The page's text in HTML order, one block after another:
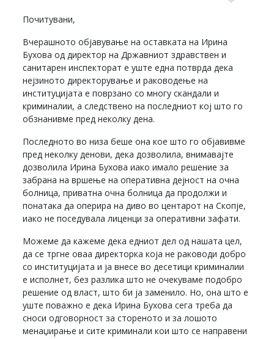
Почитувани,
Вчерашното објавување на оставката на Ирина
Бухова од директор на Државниот здравствен и
санитарен инспекторат е уште една потврда дека
нејзиното директорување и раководење на
институцијата е поврзано со многу скандали и
криминалии, а следствено на последниот кој што го
обзнанивме пред неколку дена.
Последното во низа беше она кое што го објавивме
пред неколку денови, дека дозволила, внимавајте
дозволила Ирина Бухова иако имало решение за
забрана на вршење на оперативна дејност на очна
болница, приватна очна болница да продолжи и
понатака да оперира на диво во центарот на Скопје,
иако не поседувала лиценци за оперативни зафати.
Можеме да кажеме дека едниот дел од нашата цел,
да се тргне оваа директорка која не раководи добро
со институцијата и ја внесе во десетици криминалии
е исполнет, без разлика што не очекуваме подобро
решение од власт, што би ја заменило. Но, она што е
уште поважно е дека Ирина Бухова сега треба да
сноси одговорност за стореното и за лошото
менаџирање и сите криминали кои што се направени